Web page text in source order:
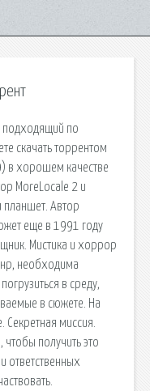
подходящий по
скачать торрентом
в хорошем качестве
MoreLocale 2 и
планшет. Автор
еще в 1991 году
Мистика и хоррор
необходима
в среду,
в сюжете. На
миссия.
получить это
ответственных